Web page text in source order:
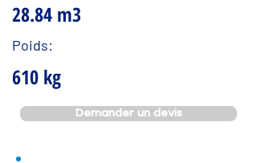
28.84 m3
Poids:
610 kg
Demander un devis